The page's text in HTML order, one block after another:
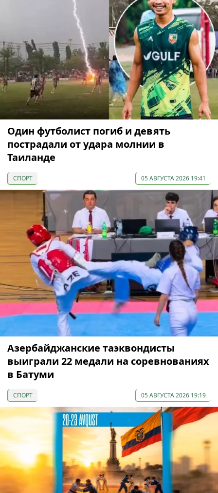
Один футболист погиб и девять
пострадали от удара молнии в
Таиланде
СПОРТ 05 АВГУСТА 2026 19:41
Азербайджанские таэквондисты
выиграли 22 медали на соревнованиях
в Батуми
СПОРТ 05 АВГУСТА 2026 19:19